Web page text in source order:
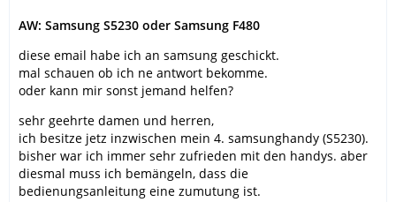
AW: Samsung S5230 oder Samsung F480
diese email habe ich an samsung geschickt.
mal schauen ob ich ne antwort bekomme.
oder kann mir sonst jemand helfen?
sehr geehrte damen und herren,
ich besitze jetz inzwischen mein 4. samsunghandy (S5230).
bisher war ich immer sehr zufrieden mit den handys. aber
diesmal muss ich bemängeln, dass die
bedienungsanleitung eine zumutung ist.